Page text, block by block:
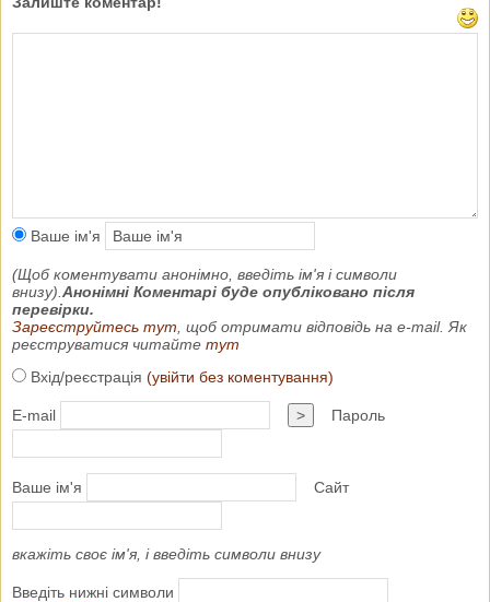
Ваше ім'я
(Щоб коментувати анонімно, введіть ім'я і символи
внизу). Анонімні Коментарі буде опубліковано після
перевірки.
Зареєструйтесь тут , щоб отримати відповідь на e-mail. Як
реєструватися читайте тут
Вхід/реєстрація (увійти без коментування)
E-mail > Пароль
Ваше ім'я Сайт
вкажіть своє ім'я, і введіть символи внизу
Введіть нижні символи